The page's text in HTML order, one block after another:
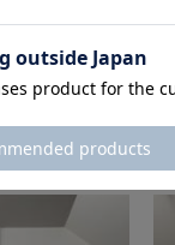
のスタイ